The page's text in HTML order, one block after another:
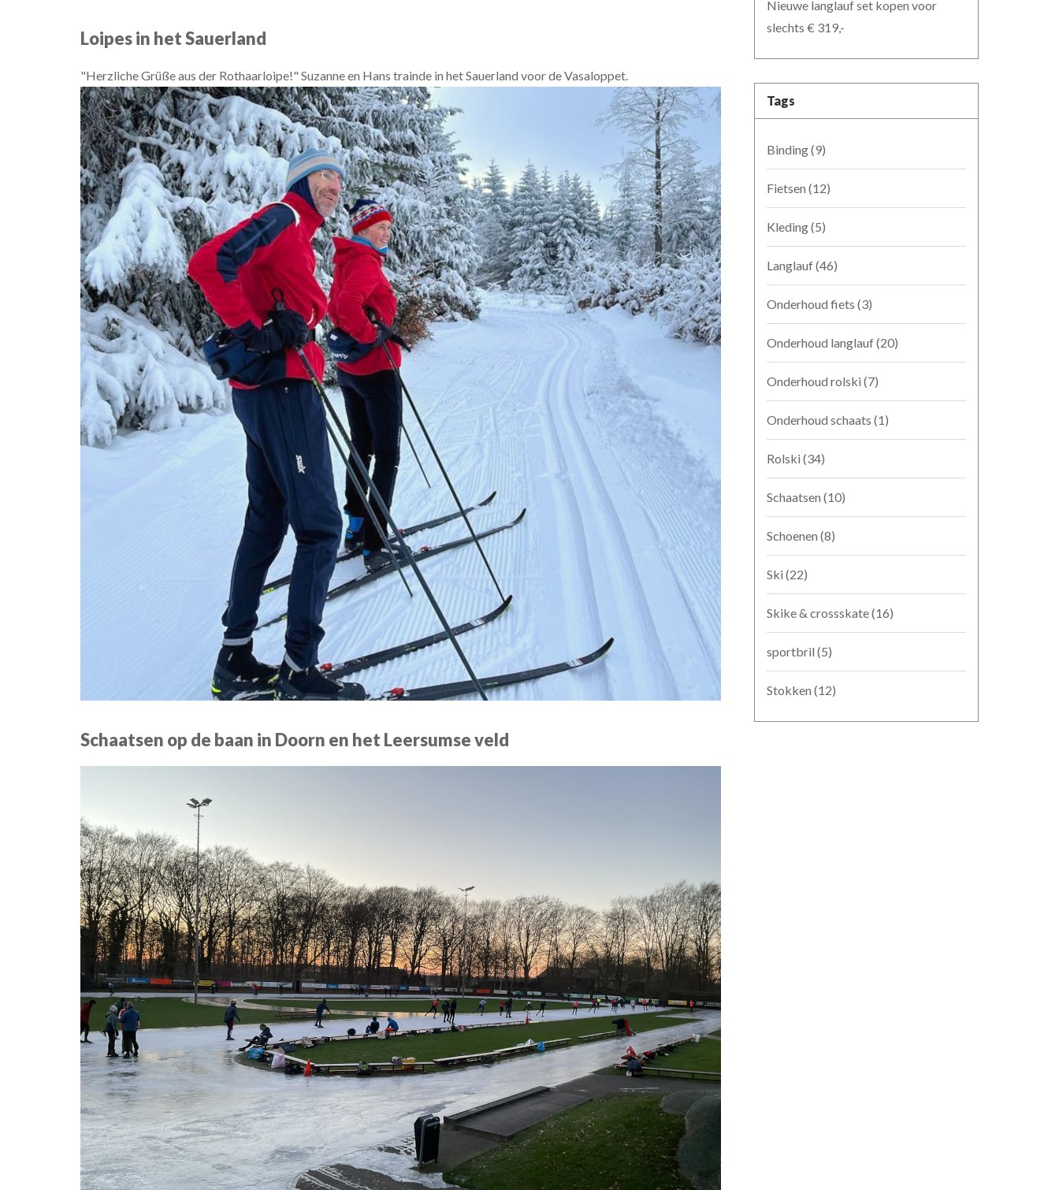
Loipes in het Sauerland
"Herzliche Grüße aus der Rothaarloipe!" Suzanne en Hans trainde in het Sauerland voor de Vasaloppet.
Schaatsen op de baan in Doorn en het Leersumse veld
Nieuwe langlauf set kopen voor
slechts € 319,-
Tags
Binding(9)
Fietsen (12)
Kleding(5)
Langlauf(46)
Onderhoud fiets (3)
Onderhoud langlauf(20)
Onderhoud rolski (7)
Onderhoud schaats (1)
Rolski (34)
Schaatsen (10)
Schoenen (8)
Ski (22)
Skike & crossskate(16)
sportbril (5)
Stokken (12)